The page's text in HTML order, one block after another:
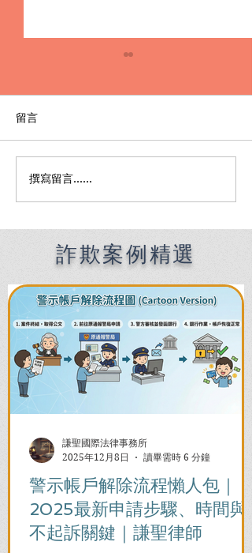
Premier English
Filipinos in Taiwan:
Chien Sheng
International Law Firm
留言
撰寫留言......
詐欺案例精選
警示帳戶解除流程懶人包｜
2025最新申請步驟、時間與
不起訴關鍵｜謙聖律師
謙聖國際法律事務所
2025年12月8日
讀畢需時 6 分鐘